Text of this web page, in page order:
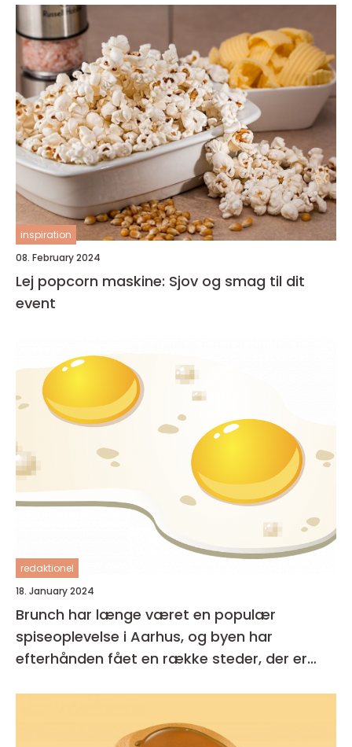
inspiration
08. February 2024
Lej popcorn maskine: Sjov og smag til dit
event
redaktionel
18. January 2024
Brunch har længe været en populær
spiseoplevelse i Aarhus, og byen har
efterhånden fået en række steder, der er